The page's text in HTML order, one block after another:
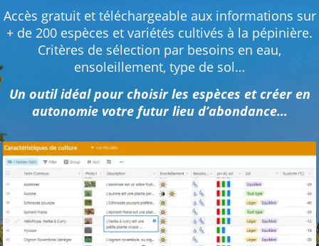
Accès gratuit et téléchargeable aux informations sur
+ de 200 espèces et variétés cultivés à la pépinière.
Critères de sélection par besoins en eau,
ensoleillement, type de sol…
Un outil idéal pour choisir les espèces et créer en
autonomie votre futur lieu d’abondance…